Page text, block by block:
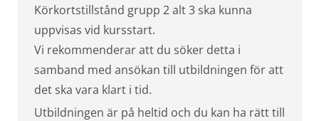
Körkortstillstånd grupp 2 alt 3 ska kunna
uppvisas vid kursstart.
Vi rekommenderar att du söker detta i
samband med ansökan till utbildningen för att
det ska vara klart i tid.
Utbildningen är på heltid och du kan ha rätt till